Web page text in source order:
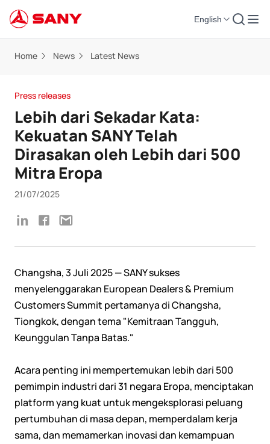
English
Home News Latest News
Press releases
Lebih dari Sekadar Kata:
Kekuatan SANY Telah
Dirasakan oleh Lebih dari 500
Mitra Eropa
21/07/2025
Changsha, 3 Juli 2025 — SANY sukses
menyelenggarakan European Dealers & Premium
Customers Summit pertamanya di Changsha,
Tiongkok, dengan tema "Kemitraan Tangguh,
Keunggulan Tanpa Batas."
Acara penting ini mempertemukan lebih dari 500
pemimpin industri dari 31 negara Eropa, menciptakan
platform yang kuat untuk mengeksplorasi peluang
pertumbuhan di masa depan, memperdalam kerja
sama, dan memamerkan inovasi dan kemampuan